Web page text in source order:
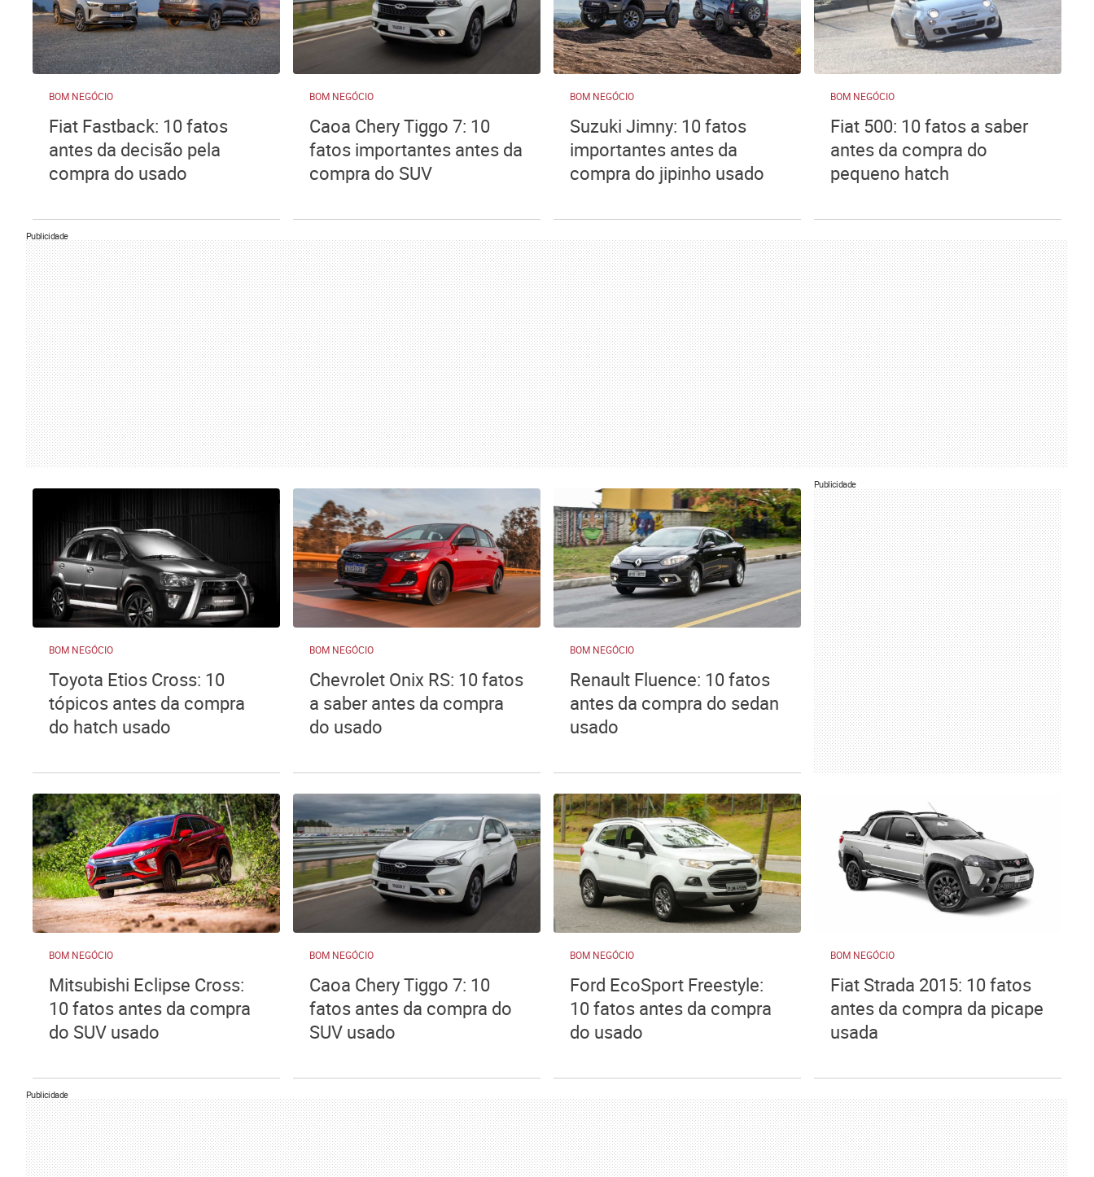
BOM NEGÓCIO
Fiat Fastback: 10 fatos
antes da decisão pela
compra do usado
BOM NEGÓCIO
Caoa Chery Tiggo 7: 10
fatos importantes antes da
compra do SUV
BOM NEGÓCIO
Suzuki Jimny: 10 fatos
importantes antes da
compra do jipinho usado
BOM NEGÓCIO
Fiat 500: 10 fatos a saber
antes da compra do
pequeno hatch
Publicidade
BOM NEGÓCIO
Toyota Etios Cross: 10
tópicos antes da compra
do hatch usado
BOM NEGÓCIO
Chevrolet Onix RS: 10 fatos
a saber antes da compra
do usado
BOM NEGÓCIO
Renault Fluence: 10 fatos
antes da compra do sedan
usado
Publicidade
BOM NEGÓCIO
Mitsubishi Eclipse Cross:
10 fatos antes da compra
do SUV usado
BOM NEGÓCIO
Caoa Chery Tiggo 7: 10
fatos antes da compra do
SUV usado
BOM NEGÓCIO
Ford EcoSport Freestyle:
10 fatos antes da compra
do usado
BOM NEGÓCIO
Fiat Strada 2015: 10 fatos
antes da compra da picape
usada
Publicidade